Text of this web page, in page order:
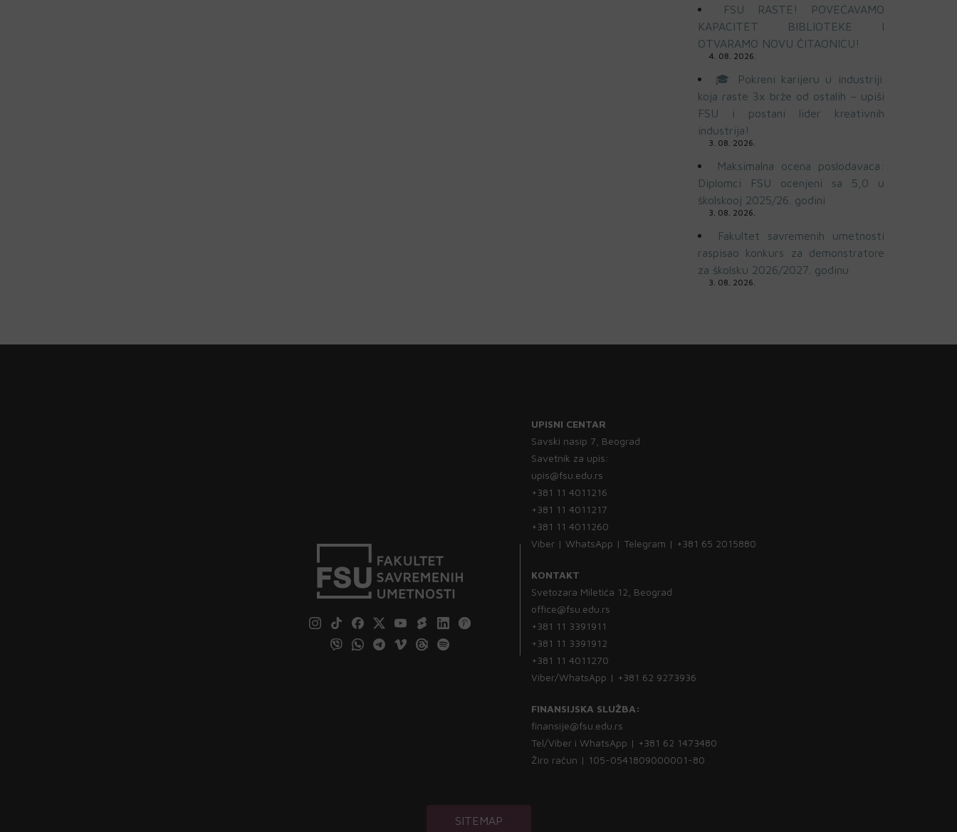
FSU RASTE! POVEĆAVAMO
KAPACITET BIBLIOTEKE I
OTVARAMO NOVU ČITAONICU!
4. 08. 2026.
🎓 Pokreni karijeru u industriji
koja raste 3x brže od ostalih – upiši
FSU i postani lider kreativnih
industrija!
3. 08. 2026.
Maksimalna ocena poslodavaca:
Diplomci FSU ocenjeni sa 5,0 u
školskooj 2025/26. godini
3. 08. 2026.
Fakultet savremenih umetnosti
raspisao konkurs za demonstratore
za školsku 2026/2027. godinu
3. 08. 2026.
UPISNI CENTAR
Savski nasip 7, Beograd
Savetnik za upis:
upis@fsu.edu.rs
+381 11 4011216
+381 11 4011217
+381 11 4011260
Viber | WhatsApp | Telegram | +381 65 2015880
KONTAKT
Svetozara Miletića 12, Beograd
office@fsu.edu.rs
+381 11 3391911
+381 11 3391912
+381 11 4011270
Viber/WhatsApp | +381 62 9273936
FINANSIJSKA SLUŽBA:
finansije@fsu.edu.rs
Tel/Viber i WhatsApp | +381 62 1473480
Žiro račun | 105-0541809000001-80
SITEMAP